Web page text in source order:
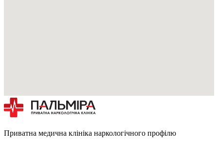
Приватна медична клініка наркологічного профілю